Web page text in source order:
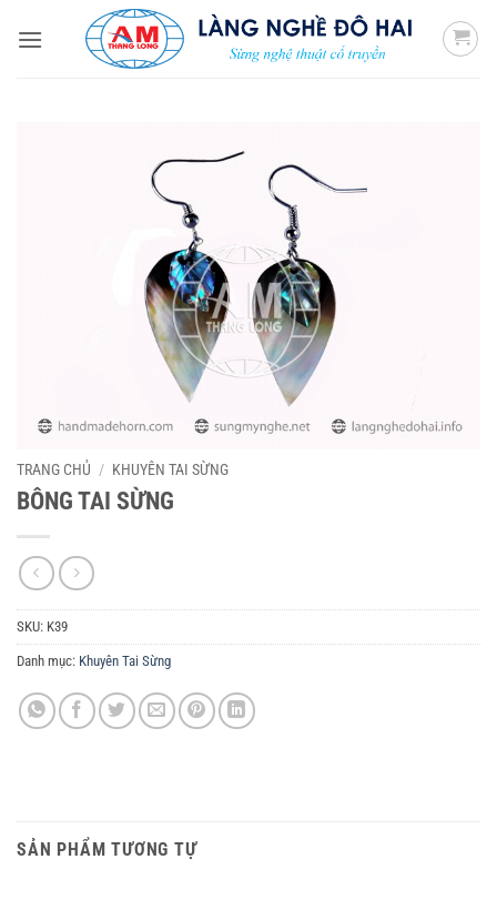
qua
TRANG CHỦ / KHUYÊN TAI SỪNG
BÔNG TAI SỪNG
SKU: K39
Danh mục: Khuyên Tai Sừng
SẢN PHẨM TƯƠNG TỰ